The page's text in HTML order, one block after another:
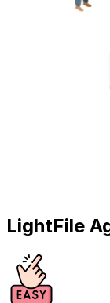
LightFile